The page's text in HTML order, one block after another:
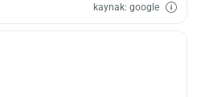
kaynak: google